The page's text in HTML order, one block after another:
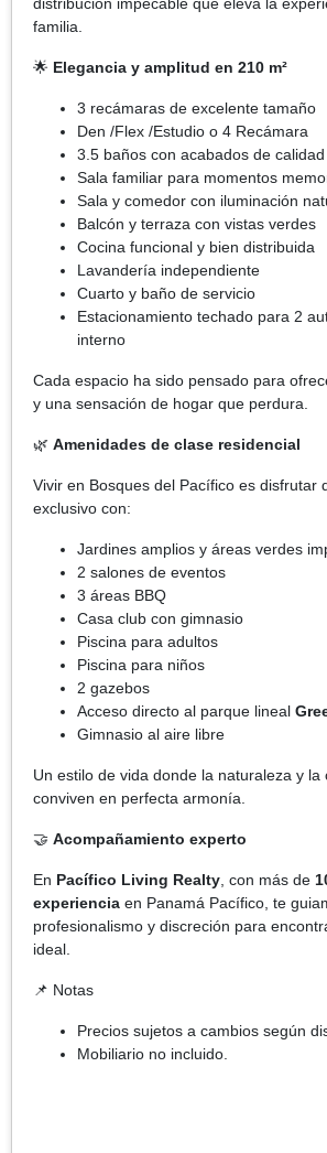
familia.
🌟 Elegancia y amplitud en 210 m²
3 recámaras de excelente tamaño
Den /Flex /Estudio o 4 Recámara
3.5 baños con acabados de calidad
Sala familiar para momentos
Sala y comedor con iluminación
Balcón y terraza con vistas verdes
Cocina funcional y bien distribuida
Lavandería independiente
Cuarto y baño de servicio
Estacionamiento techado para 2
interno
Cada espacio ha sido pensado para
y una sensación de hogar que perdura.
🌿 Amenidades de clase residencial
Vivir en Bosques del Pacífico es disfrutar
exclusivo con:
Jardines amplios y áreas verdes
2 salones de eventos
3 áreas BBQ
Casa club con gimnasio
Piscina para adultos
Piscina para niños
2 gazebos
Acceso directo al parque lineal
Gimnasio al aire libre
Un estilo de vida donde la naturaleza y la
conviven en perfecta armonía.
🤝 Acompañamiento experto
En Pacífico Living Realty , con más de
experiencia en Panamá Pacífico, te
profesionalismo y discreción para
ideal.
📌 Notas
Precios sujetos a cambios según
Mobiliario no incluido.